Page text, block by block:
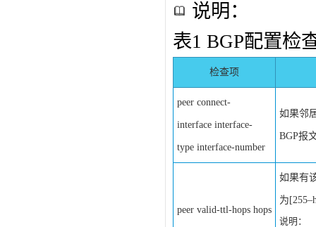
说明：
表1 BGP配置检
检查项
peer connect-
interface interface-
type interface-number
如果邻
BGP报
peer valid-ttl-hops hops
如果有
为
说明：